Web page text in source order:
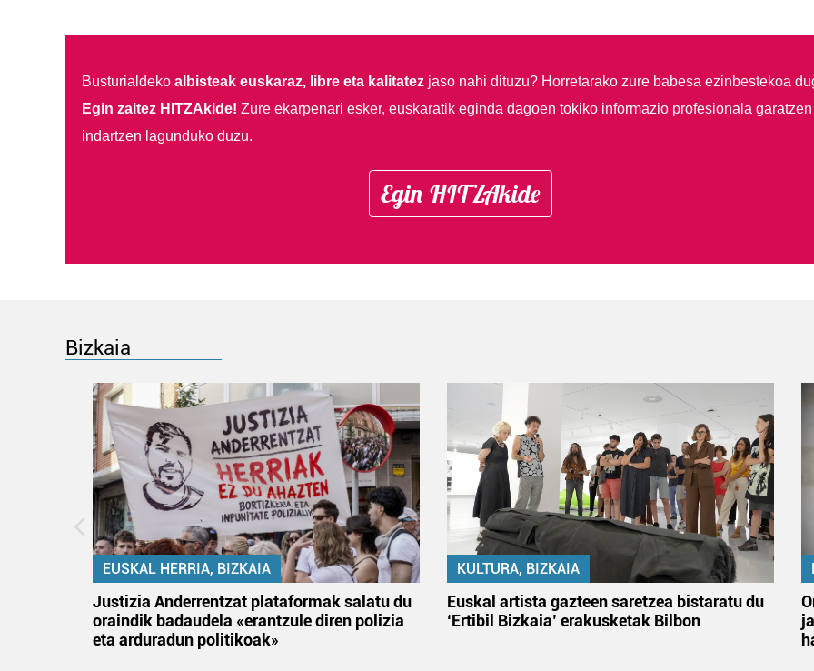
Busturialdeko albisteak euskaraz, libre eta kalitatezjaso nahi dituzu? Horretarako zure babesa ezinbestekoa
Egin zaitez HITZAkide! Zure ekarpenari esker, euskaratik eginda dagoen tokiko informazio profesionala garatzen
indartzen lagunduko duzu.
Egin HITZAkide
Bizkaia
EUSKAL HERRIA, BIZKAIA
Justizia Anderrentzat plataformak salatu du
oraindik badaudela «erantzule diren polizia
eta arduradun politikoak»
KULTURA, BIZKAIA
Euskal artista gazteen saretzea bistaratu du
‘Ertibil Bizkaia’ erakusketak Bilbon